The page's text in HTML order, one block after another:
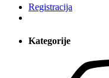
Registracija
Kategorije